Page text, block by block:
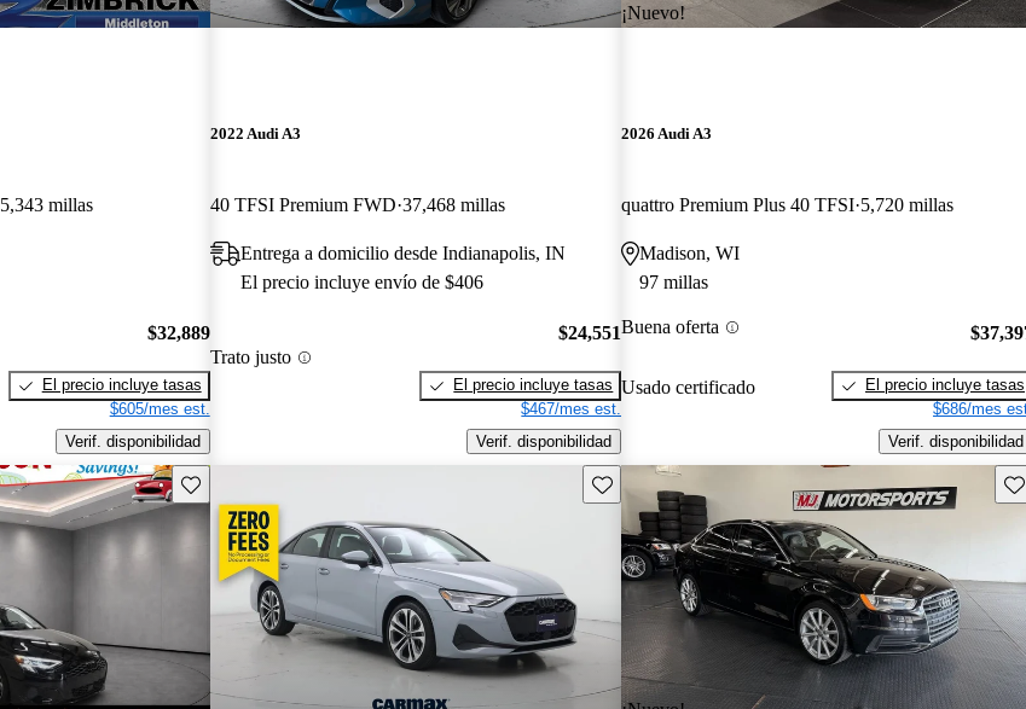
5,343 millas
$32,889
El precio incluye tasas
$605/mes est.
Verif. disponibilidad
2022 Audi A3
40 TFSI Premium FWD 37,468 millas
Entrega a domicilio desde Indianapolis, IN
El precio incluye envío de $406
Trato justo
$24,551
El precio incluye tasas
$467/mes est.
Verif. disponibilidad
¡Nuevo!
2026 Audi A3
quattro Premium Plus 40 TFSI 5,720 millas
Madison, WI
97 millas
Buena oferta
Usado certificado
El precio incluye tasas
$686/mes
Verif. disponibilidad
Guarda este Aviso Guarda este Aviso